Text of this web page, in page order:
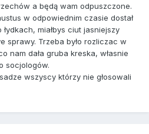
a będą wam odpuszczone.
w odpowiednim czasie dostał
miałbys ciut jasniejszy
sprawy. Trzeba było rozliczac w
nam dała gruba kreska, własnie
socjologów.
wszyscy którzy nie głosowali